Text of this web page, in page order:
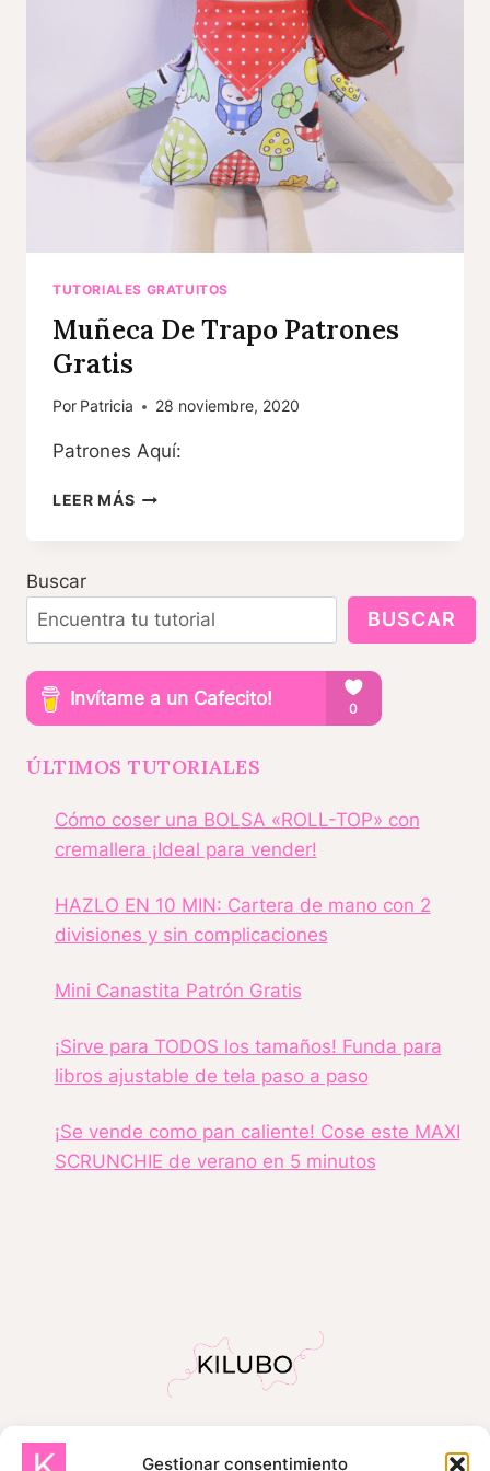
Gestionar consentimiento
TUTORIALES GRATUITOS
Muñeca De Trapo Patrones
Gratis
Por Patricia 28 noviembre, 2020
Patrones Aquí:
LEER MÁSMUÑECA
TRAPO
Buscar
BUSCAR
ÚLTIMOS TUTORIALES
Cómo coser una BOLSA «ROLL-TOP» con
cremallera ¡Ideal para vender!
HAZLO EN 10 MIN: Cartera de mano con 2
divisiones y sin complicaciones
Mini Canastita Patrón Gratis
¡Sirve para TODOS los tamaños! Funda para
libros ajustable de tela paso a paso
¡Se vende como pan caliente! Cose este MAXI
SCRUNCHIE de verano en 5 minutos